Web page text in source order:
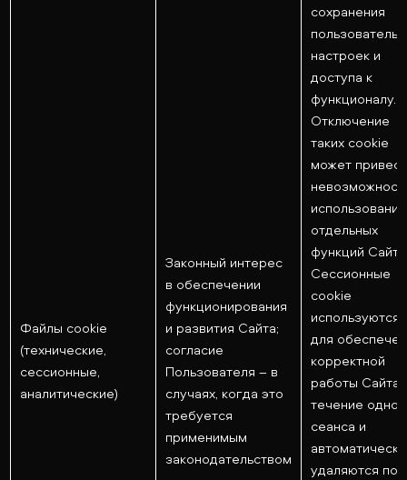
Файлы cookie
(технические,
сессионные,
аналитические)
Законный интерес
в обеспечении
функционирования
и развития Сайта;
согласие
Пользователя – в
случаях, когда это
требуется
применимым
законодательством
сохранения
настроек и
доступа к
функционалу.
Отключение
таких cookie
может
использования
отдельных
функций
Сессионные
cookie
используются
для
корректной
работы Сайта
течение
сеанса и
автоматически
удаляются